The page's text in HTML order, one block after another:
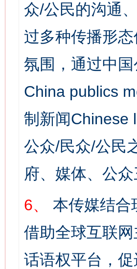
众/公民的沟通
过多种传播形
氛围，通过中
China publics
制新闻Chinese
公众/民众/公民
府、媒体、公
6、
本传媒结合
借助全球互联
话语权平台，